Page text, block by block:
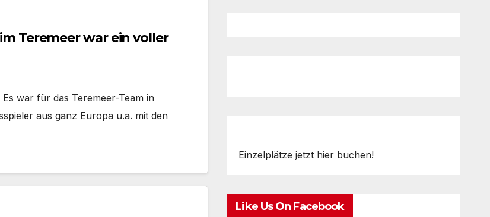
Teremeer war ein voller
war für das Teremeer-Team in
aus ganz Europa u.a. mit den
Einzelplätze jetzt hier buchen!
Like Us On Facebook